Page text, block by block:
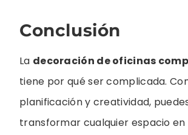
Conclusión
La decoración de oficinas
tiene por qué ser complicada.
planificación y creatividad,
transformar cualquier espacio